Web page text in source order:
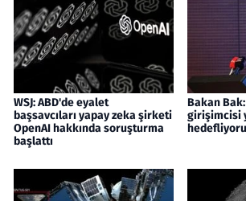
WSJ: ABD'de eyalet
başsavcıları yapay zeka şirketi
OpenAI hakkında soruşturma
başlattı
Bakan
girişimcisi